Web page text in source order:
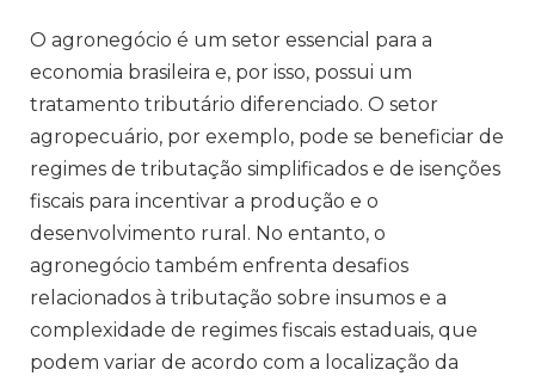
O agronegócio é um setor essencial para a
economia brasileira e, por isso, possui um
tratamento tributário diferenciado. O setor
agropecuário, por exemplo, pode se beneficiar de
regimes de tributação simplificados e de isenções
fiscais para incentivar a produção e o
desenvolvimento rural. No entanto, o
agronegócio também enfrenta desafios
relacionados à tributação sobre insumos e a
complexidade de regimes fiscais estaduais, que
podem variar de acordo com a localização da